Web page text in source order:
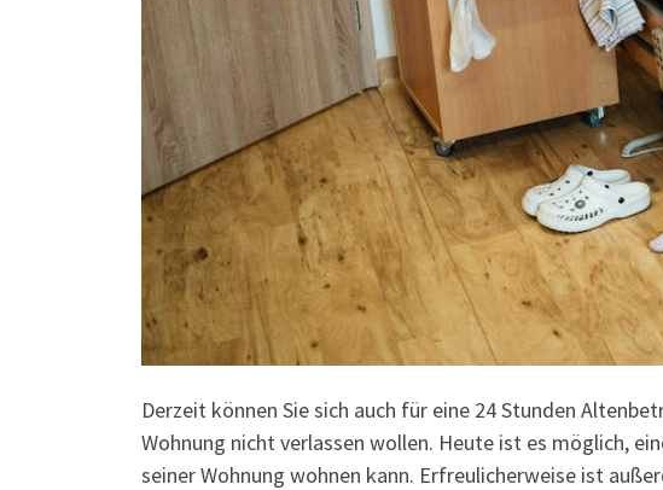
Derzeit können Sie sich auch für eine 24 Stunden
Wohnung nicht verlassen wollen. Heute ist es möglich,
seiner Wohnung wohnen kann. Erfreulicherweise ist